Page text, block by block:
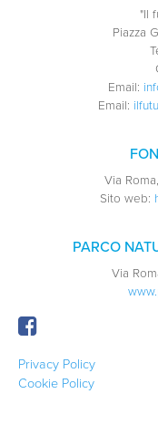
"Il
Piazza
Email:
Email:
Via
Sito web:
PARCO
Via
Privacy Policy
Cookie Policy